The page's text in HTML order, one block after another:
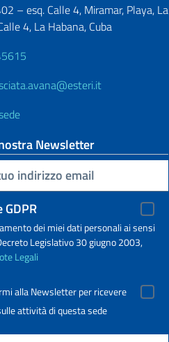
– esq. Calle 4, Miramar, Playa, La
4, La Habana, Cuba
Newsletter
dei miei dati personali ai sensi
Legislativo 30 giugno 2003,
Legali
alla Newsletter per ricevere
attività di questa sede